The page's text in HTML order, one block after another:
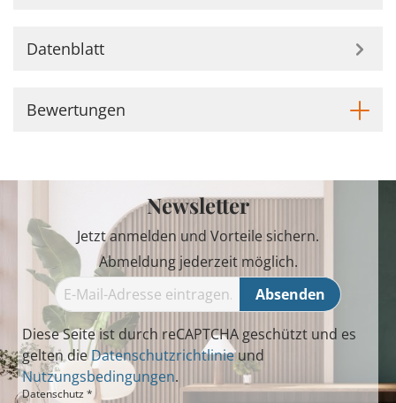
Datenblatt
Bewertungen
Newsletter
Jetzt anmelden und Vorteile sichern.
Abmeldung jederzeit möglich.
Absenden
Diese Seite ist durch reCAPTCHA geschützt und es
gelten dieDatenschutzrichtlinieund
Nutzungsbedingungen.
Datenschutz *